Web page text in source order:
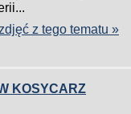
z tego tematu »
KOSYCARZ